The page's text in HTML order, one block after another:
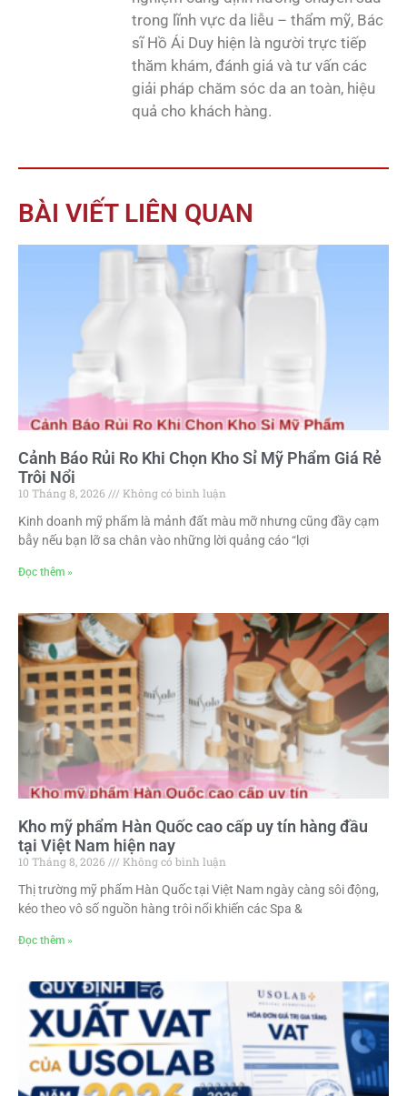
trong lĩnh vực da liễu – thẩm mỹ, Bác
sĩ Hồ Ái Duy hiện là người trực tiếp
thăm khám, đánh giá và tư vấn các
giải pháp chăm sóc da an toàn, hiệu
quả cho khách hàng.
BÀI VIẾT LIÊN QUAN
Cảnh Báo Rủi Ro Khi Chọn Kho Sỉ Mỹ Phẩm Giá Rẻ
Trôi Nổi
10 Tháng 8, 2026
Không có bình luận
Kinh doanh mỹ phẩm là mảnh đất màu mỡ nhưng cũng đầy cạm
bẫy nếu bạn lỡ sa chân vào những lời quảng cáo “lợi
Đọc thêm »
Kho mỹ phẩm Hàn Quốc cao cấp uy tín hàng đầu
tại Việt Nam hiện nay
10 Tháng 8, 2026
Không có bình luận
Thị trường mỹ phẩm Hàn Quốc tại Việt Nam ngày càng sôi động,
kéo theo vô số nguồn hàng trôi nổi khiến các Spa &
Đọc thêm »